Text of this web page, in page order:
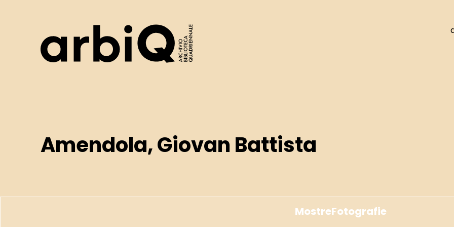
Amendola, Giovan Battista
MostreFotografie